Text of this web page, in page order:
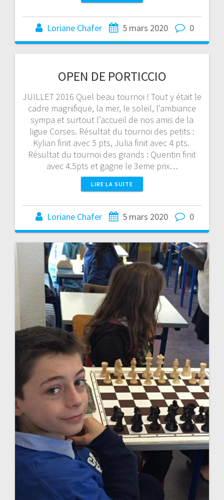
Loriane Chafer 5 mars 2020 0
OPEN DE PORTICCIO
JUILLET 2016 Quel beau tournoi ! Tout y était le
cadre magnifique, la mer, le soleil, l’ambiance
sympa et surtout l’accueil de nos amis de la
ligue Corses. Résultat du tournoi des petits :
Kylian finit avec 5 pts, Julia finit avec 4 pts.
Résultat du tournoi des grands : Quentin finit
avec 4.5pts et gagne le 3eme prix…
LIRE LA SUITE
Loriane Chafer 5 mars 2020 0